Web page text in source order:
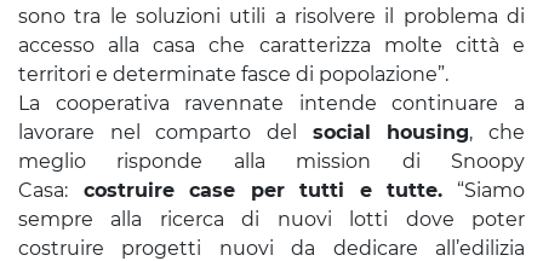
sono tra le soluzioni utili a risolvere il problema di
accesso alla casa che caratterizza molte città e
territori e determinate fasce di popolazione”.
La cooperativa ravennate intende continuare a
lavorare nel comparto del social housing, che
meglio risponde alla mission di Snoopy
Casa: costruire case per tutti e tutte. “Siamo
sempre alla ricerca di nuovi lotti dove poter
costruire progetti nuovi da dedicare all’edilizia